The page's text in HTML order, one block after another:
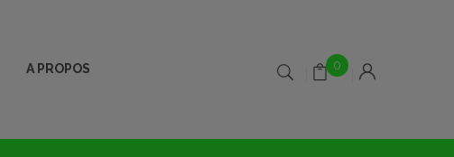
A PROPOS 0